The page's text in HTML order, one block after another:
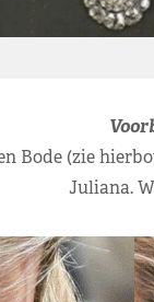
Bode (zie
Juliana.